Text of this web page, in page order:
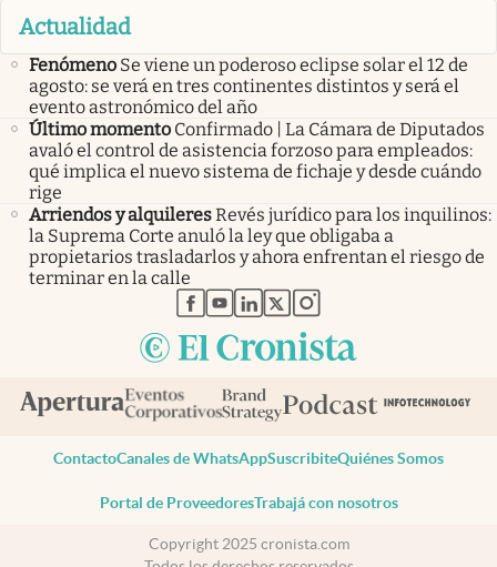
Actualidad
Fenómeno Se viene un poderoso eclipse solar el 12 de
agosto: se verá en tres continentes distintos y será el
evento astronómico del año
Último momento Confirmado | La Cámara de Diputados
avaló el control de asistencia forzoso para empleados:
qué implica el nuevo sistema de fichaje y desde cuándo
rige
Arriendos y alquileresRevés jurídico para los inquilinos:
la Suprema Corte anuló la ley que obligaba a
propietarios trasladarlos y ahora enfrentan el riesgo de
terminar en la calle
abre en nueva pestaña
abre en nueva pestaña
abre en nueva pestaña
abre en nueva pestaña
abre en nueva pestaña
ContactoCanales de WhatsAppSuscribiteQuiénes Somos
Portal de ProveedoresTrabajá con nosotros
Copyright 2025 cronista.com